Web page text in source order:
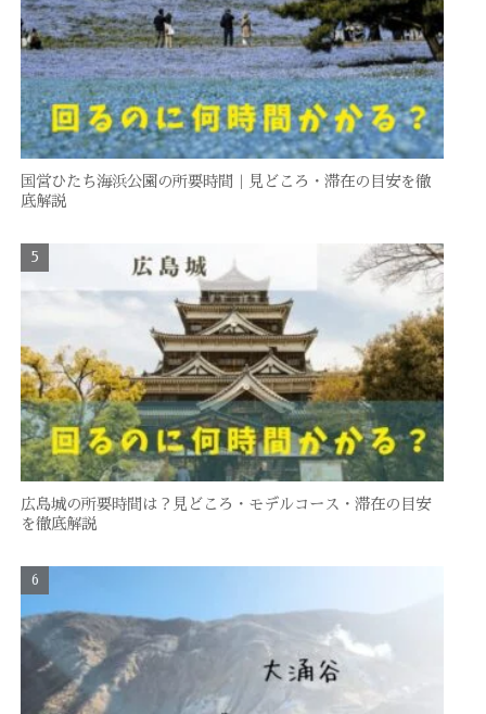
国営ひたち海浜公園の所要時間｜見どころ・滞在の目安を徹
底解説
広島城の所要時間は？見どころ・モデルコース・滞在の目安
を徹底解説